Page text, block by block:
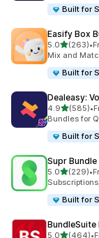
Built for
Easify Box
5.05つ星中
(263)
合計レビュー
•
Mix and
Built for
Dealeasy:
4.95つ星中
(585)
合計レビュー
•
Bundles for
Built for
Supr
5.05つ星中
(229)
合計レビュー•
Built for
BundleSuite
5.05つ星中
(464)•